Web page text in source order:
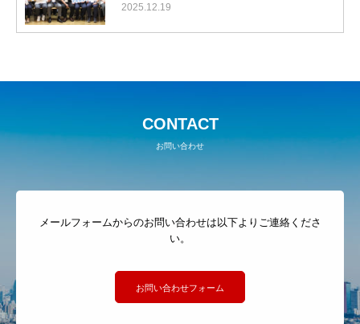
2025.12.19
CONTACT
お問い合わせ
メールフォームからのお問い合わせは以下よりご連絡くださ
い。
お問い合わせフォーム